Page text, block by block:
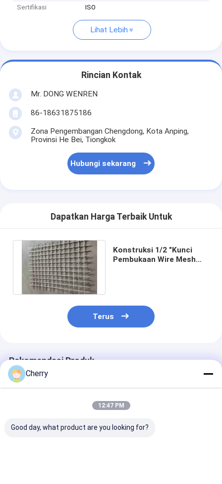
Sertifikasi
ISO
Lihat Lebih
Rincian Kontak
Mr. DONG WENREN
86-18631875186
Zona Pengembangan Chengdong, Kota Anping,
Provinsi He Bei, Tiongkok
Hubungi sekarang
Dapatkan Harga Terbaik Untuk
Konstruksi 1/2 "Kunci
Pembukaan Wire Mesh
Terus
Rekomendasi Produk
Cherry
12:47 PM
Good day, what product are you looking for?